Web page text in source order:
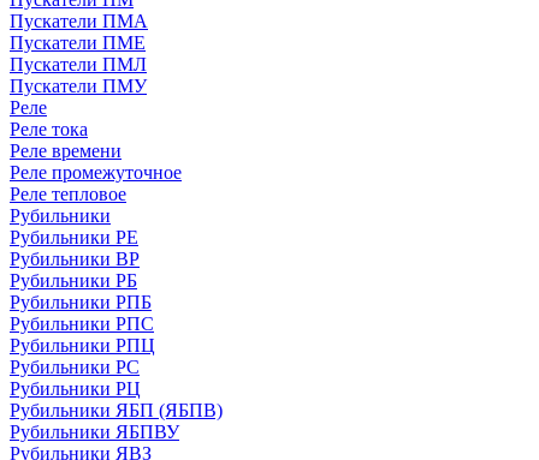
Пускатели ПМА
Пускатели ПМЕ
Пускатели ПМЛ
Пускатели ПМУ
Реле
Реле тока
Реле времени
Реле промежуточное
Реле тепловое
Рубильники
Рубильники РЕ
Рубильники ВР
Рубильники РБ
Рубильники РПБ
Рубильники РПС
Рубильники РПЦ
Рубильники РС
Рубильники РЦ
Рубильники ЯБП (ЯБПВ)
Рубильники ЯБПВУ
Рубильники ЯВЗ